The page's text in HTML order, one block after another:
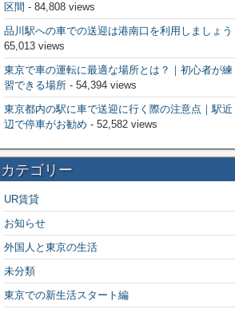
区間 - 84,808 views
品川駅への車での送迎は港南口を利用しましょう
65,013 views
東京で車の運転に最適な場所とは？｜初心者が練
習できる場所- 54,394 views
東京都内の駅に車で送迎に行く際の注意点｜駅近
辺で停車がお勧め - 52,582 views
カテゴリー
UR賃貸
お知らせ
外国人と東京の生活
未分類
東京での新生活スタート編